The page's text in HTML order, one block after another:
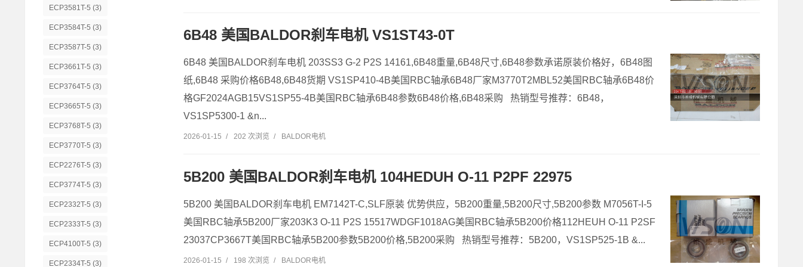
ECP3581T-5 (3)
ECP3584T-5 (3)
ECP3587T-5 (3)
ECP3661T-5 (3)
ECP3764T-5 (3)
ECP3665T-5 (3)
ECP3768T-5 (3)
ECP3770T-5 (3)
ECP2276T-5 (3)
ECP3774T-5 (3)
ECP2332T-5 (3)
ECP2333T-5 (3)
ECP4100T-5 (3)
ECP2334T-5 (3)
6B48 美国BALDOR刹车电机 VS1ST43-0T
6B48 美国BALDOR刹车电机 203SS3 G-2 P2S 14161,6B48重量,6B48尺寸,6B48参数承诺原装价格好，6B48图
纸,6B48 采购价格6B48,6B48货期 VS1SP410-4B美国RBC轴承6B48厂家M3770T2MBL52美国RBC轴承6B48价
格GF2024AGB15VS1SP55-4B美国RBC轴承6B48参数6B48价格,6B48采购 热销型号推荐：6B48，
VS1SP5300-1 &n...
2026-01-15 / 202 次浏览 / BALDOR电机
5B200 美国BALDOR刹车电机 104HEDUH O-11 P2PF 22975
5B200 美国BALDOR刹车电机 EM7142T-C,SLF原装 优势供应，5B200重量,5B200尺寸,5B200参数 M7056T-I-5
美国RBC轴承5B200厂家203K3 O-11 P2S 15517WDGF1018AG美国RBC轴承5B200价格112HEUH O-11 P2SF
23037CP3667T美国RBC轴承5B200参数5B200价格,5B200采购 热销型号推荐：5B200，VS1SP525-1B &...
2026-01-15 / 198 次浏览 / BALDOR电机